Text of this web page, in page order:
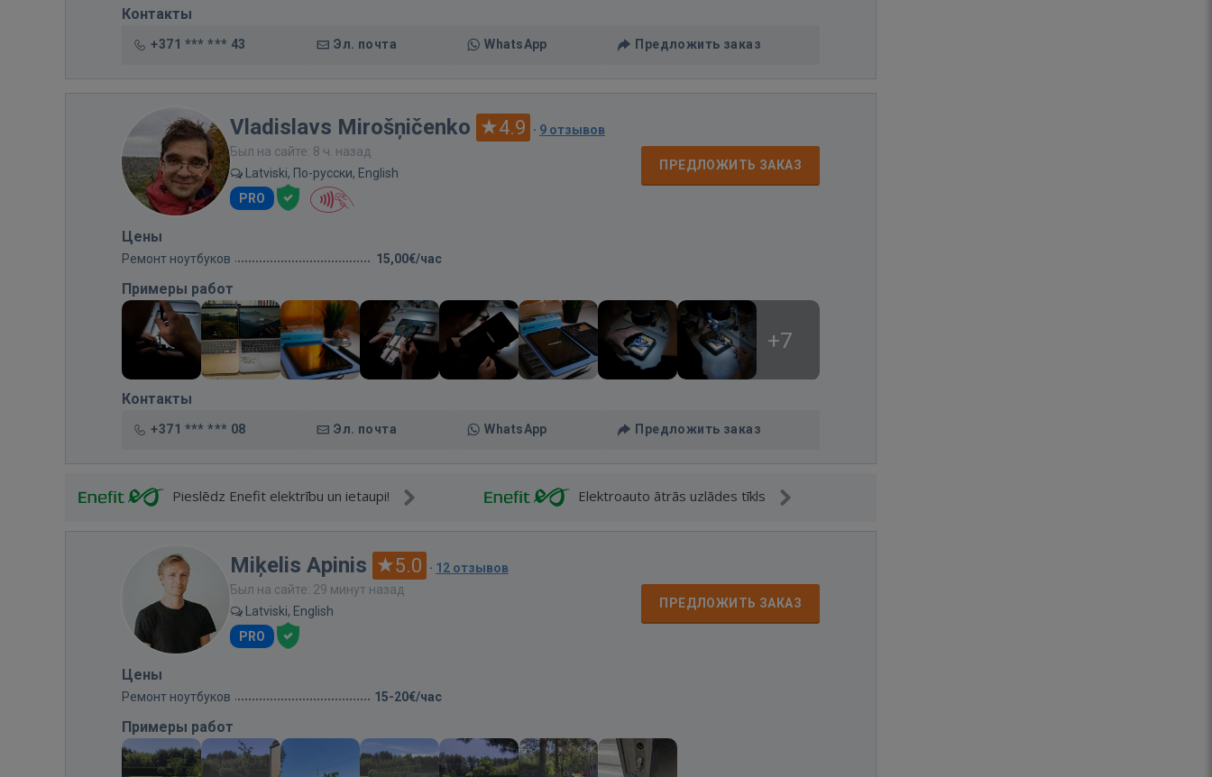
Контакты
+371 *** *** 43 Эл. почта WhatsApp Предложить заказ
Vladislavs Mirošņičenko 4.9 · 9 отзывов
Был на сайте: 8 ч. назад
Latviski, По-русски, English
PRO
ПРЕДЛОЖИТЬ ЗАКАЗ
Цены
Ремонт ноутбуков 15,00€/час
Примеры работ
+7
Контакты
+371 *** *** 08 Эл. почта WhatsApp Предложить заказ
Pieslēdz Enefit elektrību un ietaupi! Elektroauto ātrās uzlādes tīkls
Miķelis Apinis 5.0 · 12 отзывов
Был на сайте: 29 минут назад
Latviski, English
PRO
ПРЕДЛОЖИТЬ ЗАКАЗ
Цены
Ремонт ноутбуков 15-20€/час
Примеры работ